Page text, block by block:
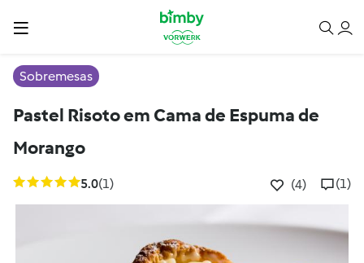
Sobremesas
Pastel Risoto em Cama de Espuma de
Morango
5.0(1) (4) (1)